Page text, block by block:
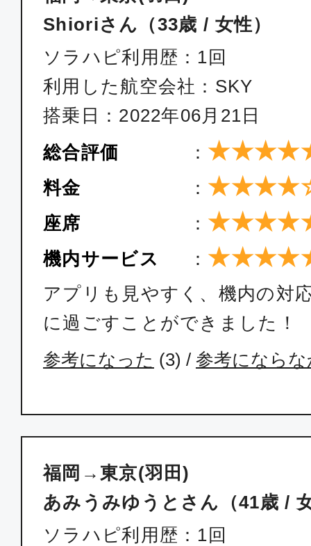
SKY026 21:15
SKY002
普通席
福岡
07:00
SKY004 08:50
東京(羽
普通席
福岡
東京(
SKY006
福岡
10:10
Shioriさん（33歳 / 女性）
ソラハピ利用歴：1回
利用した航空会社：SKY
搭乗日：2022年06月21日
総合評価
：
料金 ：
座席 ：
機内サービス ：
アプリも見やすく、機内の対
に過ごすことができました！
参考になった (3) / 参考になら
福岡→東京(羽田)
あみうみゆうとさん（41歳 /
ソラハピ利用歴：1回